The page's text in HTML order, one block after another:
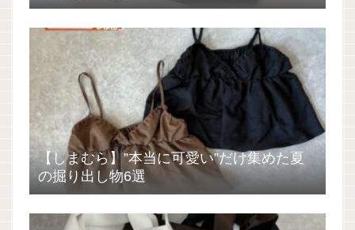
【しまむら】”本当に可愛い”だけ集めた夏
の掘り出し物6選